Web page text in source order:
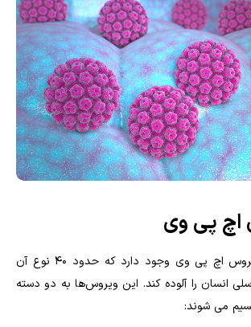
اچ پی وی
بیش از 200 نوع ویروس اچ پی وی وجود دارد که حدود 40 نوع آن
انسان را آلوده کند. این ویروس‌ها به دو دسته
می شوند: